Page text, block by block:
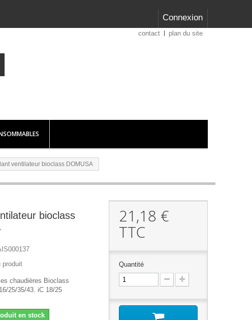
Connexion
contact plan du site
ventilateur bioclass DOMUSA
bioclass
produit
chaudières Bioclass
25/35/43. iC 18/25
en stock
21,18 €
TTC
Quantité